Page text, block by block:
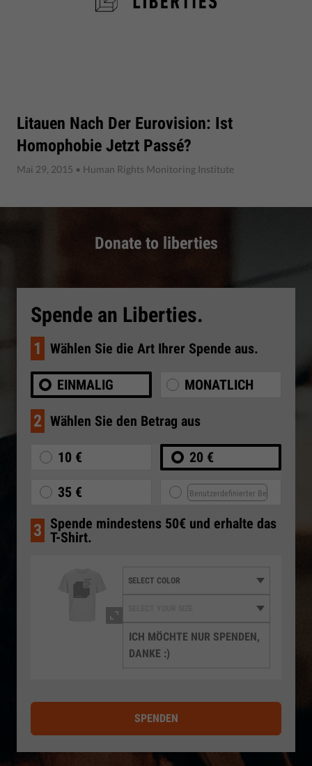
Litauen Nach Der Eurovision: Ist
Homophobie Jetzt Passé?
Mai 29, 2015 • Human Rights Monitoring Institute
Donate to liberties
Spende an Liberties.
1 Wählen Sie die Art Ihrer Spende aus.
EINMALIG MONATLICH
2 Wählen Sie den Betrag aus
10 € 20 €
35 €
3 Spende mindestens 50€ und erhalte das
T-Shirt.
ICH MÖCHTE NUR SPENDEN,
DANKE :)
SPENDEN